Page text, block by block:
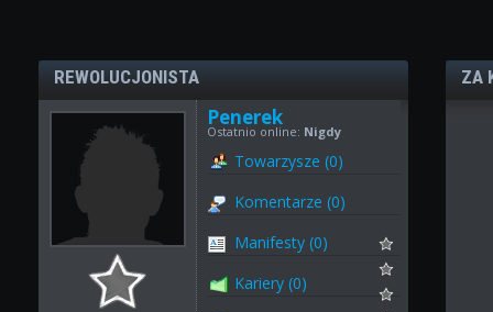
REWOLUCJONISTA
Penerek
Ostatnio online: Nigdy
Towarzysze (0)
Komentarze (0)
Manifesty (0)
Kariery (0)
ZA